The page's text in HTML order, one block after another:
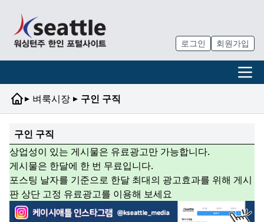
로그인 회원가입
▸ 벼룩시장 ▸ 구인 구직
구인 구직
상업성이 있는 게시물은 유료광고만 가능합니다.
게시물은 한달에 한 번 무료입니다.
포스팅 날자를 기준으로 한달 최대의 광고효과를 위해 게시
판 상단 고정 유료광고를 이용해 보세요